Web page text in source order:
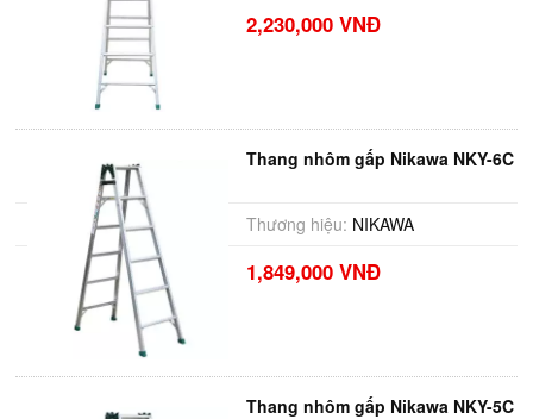
2,230,000 VNĐ
Thang nhôm gấp Nikawa NKY-6C
Thương hiệu: NIKAWA
1,849,000 VNĐ
Thang nhôm gấp Nikawa NKY-5C